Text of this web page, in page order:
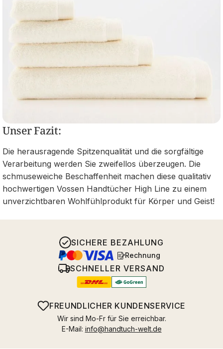
Unser Fazit:
Die herausragende Spitzenqualität und die sorgfältige
Verarbeitung werden Sie zweifellos überzeugen. Die
schmuseweiche Beschaffenheit machen diese qualitativ
hochwertigen Vossen Handtücher High Line zu einem
unverzichtbaren Wohlfühlprodukt für Körper und Geist!
SICHERE BEZAHLUNG
Rechnung
SCHNELLER VERSAND
FREUNDLICHER KUNDENSERVICE
Wir sind Mo-Fr für Sie erreichbar.
E-Mail: info@handtuch-welt.de